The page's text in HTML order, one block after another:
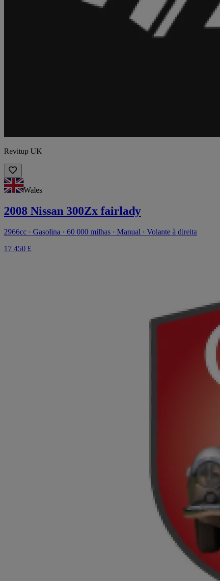
Revitup UK
Wales
2008 Nissan 300Zx fairlady
2966cc · Gasolina · 60 000 milhas · Manual · Volante à direita
17 450 £